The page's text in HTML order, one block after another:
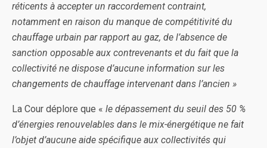
réticents à accepter un raccordement contraint,
notamment en raison du manque de compétitivité du
chauffage urbain par rapport au gaz, de l’absence de
sanction opposable aux contrevenants et du fait que la
collectivité ne dispose d’aucune information sur les
changements de chauffage intervenant dans l’ancien »
La Cour déplore que « le dépassement du seuil des 50 %
d’énergies renouvelables dans le mix-énergétique ne fait
l’objet d’aucune aide spécifique aux collectivités qui